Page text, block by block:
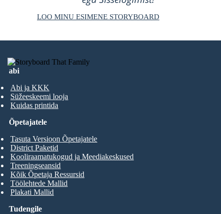
LOO MINU ESIMENE STORYBOARD
abi
Abi ja KKK
Süžeeskeemi looja
Kuidas printida
Tudengile
Õpetajatele
Tasuta Versioon Õpetajatele
District Paketid
Kooliraamatukogud ja Meediakeskused
Treeningseansid
Kõik Õpetaja Ressursid
Töölehtede Mallid
Plakati Mallid